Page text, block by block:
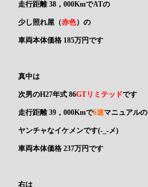
走行距離 38，000KmでATの
少し照れ屋（赤色）の
車両本体価格 185万円です
真中は
次男のH27年式 86GTリミテッドです
走行距離 39，000Kmで6速マニュアルの
ヤンチャなイケメンです(-_-メ)
車両本体価格 237万円です
右は